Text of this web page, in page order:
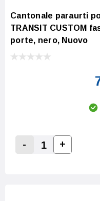
Cantonale paraurti
TRANSIT CUSTOM
porte, nero, Nuovo
Decrease Quantity:
-
Increase
+